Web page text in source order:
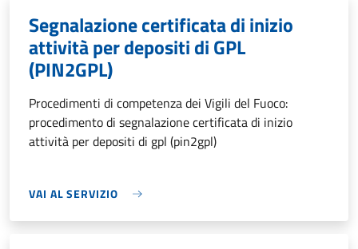
Segnalazione certificata di inizio
attività per depositi di GPL
(PIN2GPL)
Procedimenti di competenza dei Vigili del Fuoco:
procedimento di segnalazione certificata di inizio
attività per depositi di gpl (pin2gpl)
VAI AL SERVIZIO